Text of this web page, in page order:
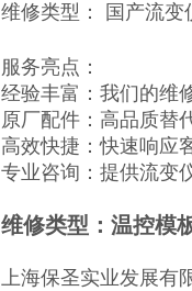
维修类型： 国产流
服务亮点：
经验丰富：我们的维
原厂配件：高品质替
高效快捷：快速响应
专业咨询：提供流变
维修类型：温控模
上海保圣实业发展有